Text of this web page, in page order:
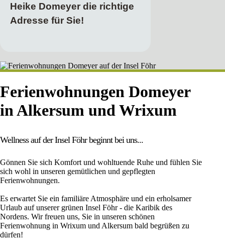
Heike Domeyer die richtige
Adresse für Sie!
Ferienwohnungen Domeyer
in Alkersum und Wrixum
Wellness auf der Insel Föhr beginnt bei uns...
Gönnen Sie sich Komfort und wohltuende Ruhe und fühlen Sie
sich wohl in unseren gemütlichen und gepflegten
Ferienwohnungen.
Es erwartet Sie ein familiäre Atmosphäre und ein erholsamer
Urlaub auf unserer grünen Insel Föhr - die Karibik des
Nordens. Wir freuen uns, Sie in unseren schönen
Ferienwohnung in Wrixum und Alkersum bald begrüßen zu
dürfen!